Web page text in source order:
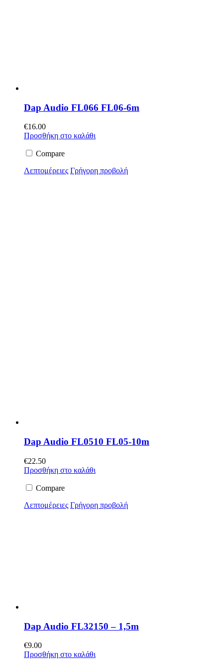
Dap Audio FL066 FL06-6m
€16.00
Προσθήκη στο καλάθι
Compare
Λεπτομέρειες Γρήγορη προβολή
Dap Audio FL0510 FL05-10m
€22.50
Προσθήκη στο καλάθι
Compare
Λεπτομέρειες Γρήγορη προβολή
Dap Audio FL32150 – 1,5m
€9.00
Προσθήκη στο καλάθι